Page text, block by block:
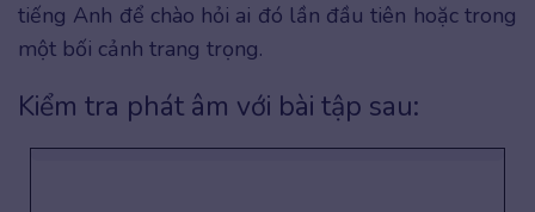
tiếng Anh để chào hỏi ai đó lần đầu tiên hoặc trong
một bối cảnh trang trọng.
Kiểm tra phát âm với bài tập sau: